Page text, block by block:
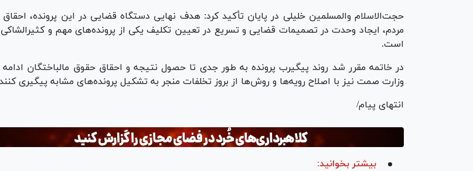
حجت‌الاسلام والمسلمین خلیلی در پایان تأکید کرد: هدف نهایی دستگاه قضایی در این پرونده،
مردم، ایجاد وحدت در تصمیمات قضایی و تسریع در تعیین تکلیف یکی از پرونده‌های مهم و
است.
در خاتمه مقرر شد روند پیگیرب پرونده به طور جدی تا حصول نتیجه و احقاق حقوق مالباختگان ادامه
وزارت صمت نیز با اصلاح رویه‌ها و روش‌ها از بروز تخلفات منجر به تشکیل پرونده‌های مشابه پیگیری
انتهای پیام/
بیشتر بخوانید: